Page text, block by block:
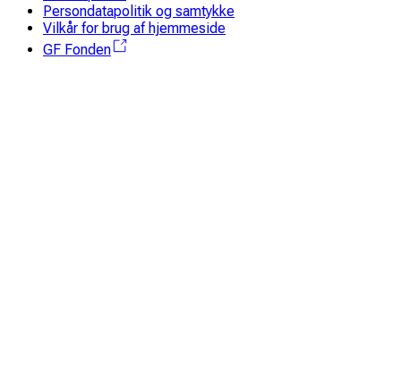
Presserum og mediearkiv
Persondatapolitik og samtykke
Vilkår for brug af hjemmeside
GF Fonden